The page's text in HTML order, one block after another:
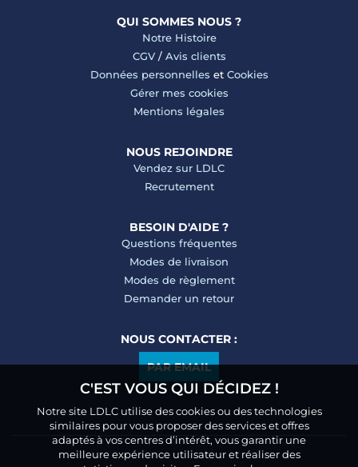
QUI SOMMES NOUS ?
Notre Histoire
CGV/ Avis clients
Données personnelles et Cookies
Gérer mes cookies
Mentions légales
NOUS REJOINDRE
Vendez sur LDLC
Recrutement
BESOIN D'AIDE ?
Questions fréquentes
Modes de livraison
Modes de règlement
Demander un retour
NOUS CONTACTER :
PAR EMAIL
C'EST VOUS QUI DÉCIDEZ !
Notre site LDLC utilise des cookies ou des technologies
similaires pour vous proposer des services et offres
adaptés à vos centres d’intérêt, vous garantir une
meilleure expérience utilisateur et réaliser des